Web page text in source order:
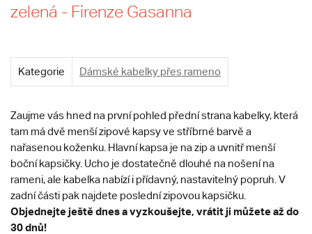
zelená - Firenze Gasanna
Kategorie Dámské kabelky přes rameno
Zaujme vás hned na první pohled přední strana kabelky, která
tam má dvě menší zipové kapsy ve stříbrné barvě a
nařasenou koženku. Hlavní kapsa je na zip a uvnitř menší
boční kapsičky. Ucho je dostatečně dlouhé na nošení na
rameni, ale kabelka nabízí i přídavný, nastavitelný popruh. V
zadní části pak najdete poslední zipovou kapsičku.
Objednejte ještě dnes a vyzkoušejte, vrátit ji můžete až do
30 dnů!